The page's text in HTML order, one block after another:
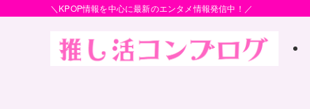
＼KPOP情報を中心に最新のエンタメ情報発信中！／